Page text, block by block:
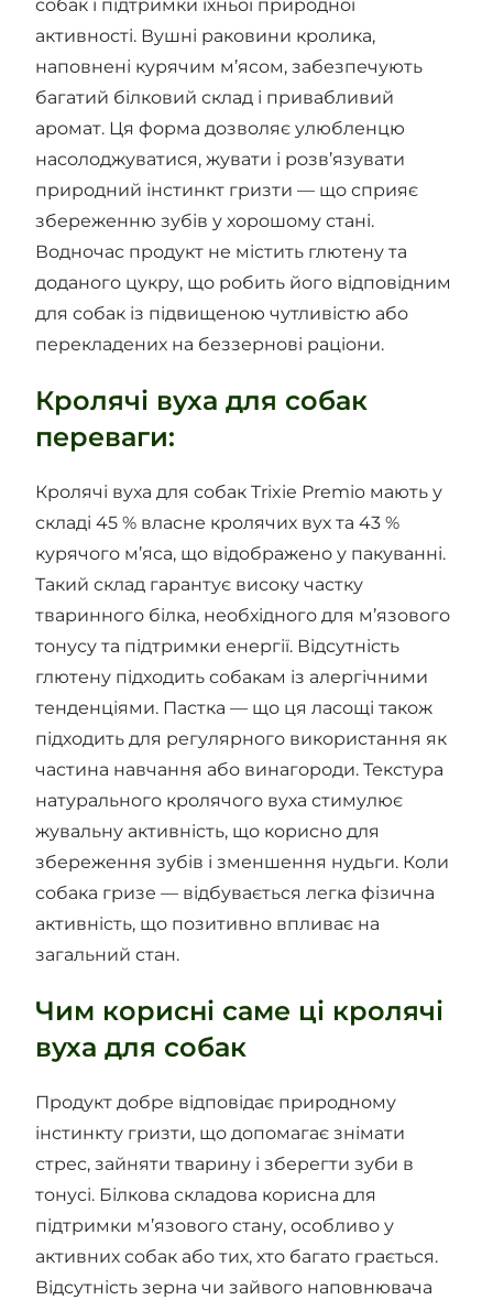
собак і підтримки їхньої природної
активності. Вушні раковини кролика,
наповнені курячим м’ясом, забезпечують
багатий білковий склад і привабливий
аромат. Ця форма дозволяє улюбленцю
насолоджуватися, жувати і розв’язувати
природний інстинкт гризти — що сприяє
збереженню зубів у хорошому стані.
Водночас продукт не містить глютену та
доданого цукру, що робить його відповідним
для собак із підвищеною чутливістю або
перекладених на беззернові раціони.
Кролячі вуха для собак
переваги:
Кролячі вуха для собак Trixie Premio мають у
складі 45 % власне кролячих вух та 43 %
курячого м’яса, що відображено у пакуванні.
Такий склад гарантує високу частку
тваринного білка, необхідного для м’язового
тонусу та підтримки енергії. Відсутність
глютену підходить собакам із алергічними
тенденціями. Пастка — що ця ласощі також
підходить для регулярного використання як
частина навчання або винагороди. Текстура
натурального кролячого вуха стимулює
жувальну активність, що корисно для
збереження зубів і зменшення нудьги. Коли
собака гризе — відбувається легка фізична
активність, що позитивно впливає на
загальний стан.
Чим корисні саме ці кролячі
вуха для собак
Продукт добре відповідає природному
інстинкту гризти, що допомагає знімати
стрес, зайняти тварину і зберегти зуби в
тонусі. Білкова складова корисна для
підтримки м’язового стану, особливо у
активних собак або тих, хто багато грається.
Відсутність зерна чи зайвого наповнювача